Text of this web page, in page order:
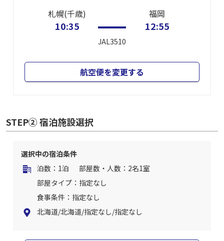
札幌(千歳)
10:35
JAL3510
福岡
12:55
航空便を変更する
STEP② 宿泊施設選択
選択中の宿泊条件
泊数：1泊
部屋数・人数：2名1室
部屋タイプ：指定なし
食事条件：指定なし
北海道/北海道/指定なし/指定なし